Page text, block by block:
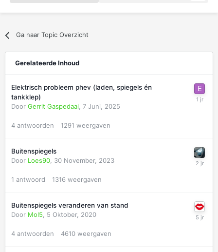
Ga naar Topic Overzicht
Gerelateerde Inhoud
Elektrisch probleem phev (laden, spiegels én
tankklep)
Door Gerrit Gaspedaal, 7 Juni, 2025
4 antwoorden 1291 weergaven
Buitenspiegels
Door Loes90, 30 November, 2023
1 antwoord 1316 weergaven
Buitenspiegels veranderen van stand
Door Mol5, 5 Oktober, 2020
4 antwoorden 4610 weergaven